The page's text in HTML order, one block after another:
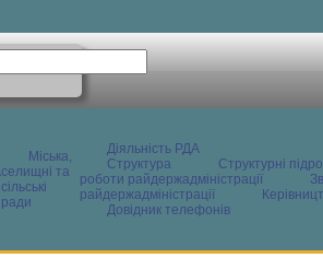
Міська,
селищні та
сільські
ради
Діяльність РДА
Структура
Структурні
роботи райдержадміністрації
райдержадміністрації
Довідник телефонів